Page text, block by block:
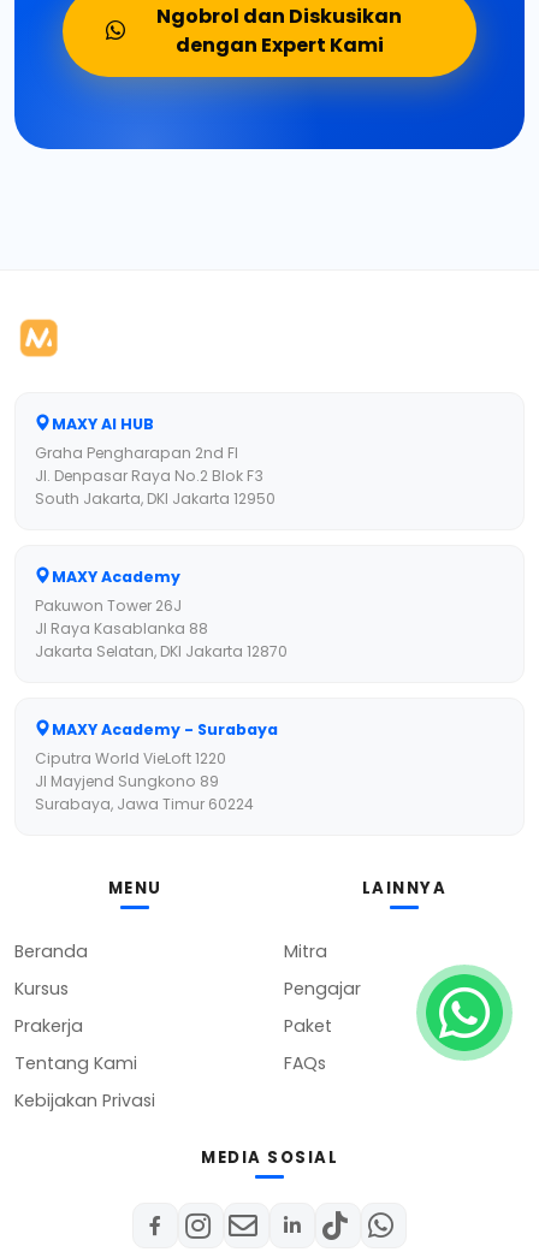
Ngobrol dan Diskusikan
dengan Expert Kami
MAXY AI HUB
Graha Pengharapan 2nd Fl
Jl. Denpasar Raya No.2 Blok F3
South Jakarta, DKI Jakarta 12950
MAXY Academy
Pakuwon Tower 26J
Jl Raya Kasablanka 88
Jakarta Selatan, DKI Jakarta 12870
MAXY Academy - Surabaya
Ciputra World VieLoft 1220
Jl Mayjend Sungkono 89
Surabaya, Jawa Timur 60224
MENU
Beranda
Kursus
Prakerja
Tentang Kami
Kebijakan Privasi
LAINNYA
Mitra
Pengajar
Paket
FAQs
MEDIA SOSIAL